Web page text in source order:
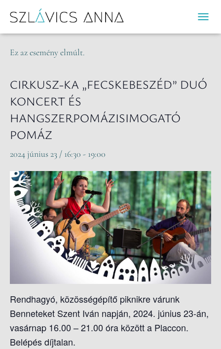
A
Á
C
I
K
A
P
C
S
O
L
Á
A
« Összes Események
Ez az esemény elmúlt.
CIRKUSZ-KA „FECSKEBESZÉD” DUÓ
KONCERT ÉS
HANGSZERPOMÁZISIMOGATÓ
POMÁZ
2024 június 23 / 16:30 - 19:00
Rendhagyó, közösségépítő piknikre várunk
Benneteket Szent Iván napján, 2024. június 23-án,
vasárnap 16.00 – 21.00 óra között a Placcon.
Belépés díjtalan.